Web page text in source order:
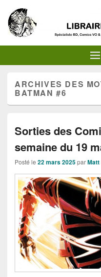
ARCHIVES DES
BATMAN #6
Sorties des
semaine du 19
Posté le 22 mars 2025parMatt